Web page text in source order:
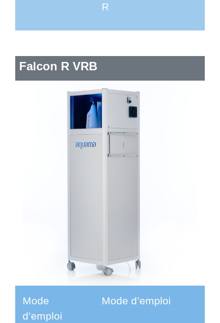
R
Falcon R VRB
Mode
d’emploi
Mode d’emploi